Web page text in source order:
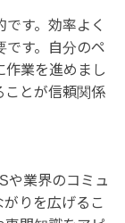
す。効率よく
です。自分のペ
作業を進めまし
ことが信頼関係
や業界のコミュ
りを広げるこ